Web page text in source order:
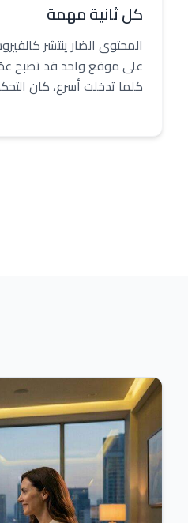
كل ثانية مهمة
المحتوى الضار ينتشر
على موقع واحد قد تصبح
كلما تدخلت أسرع، كان